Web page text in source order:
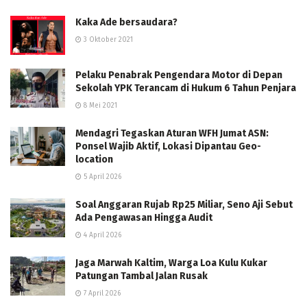
Kaka Ade bersaudara?
3 Oktober 2021
Pelaku Penabrak Pengendara Motor di Depan
Sekolah YPK Terancam di Hukum 6 Tahun Penjara
8 Mei 2021
Mendagri Tegaskan Aturan WFH Jumat ASN:
Ponsel Wajib Aktif, Lokasi Dipantau Geo-
location
5 April 2026
Soal Anggaran Rujab Rp25 Miliar, Seno Aji Sebut
Ada Pengawasan Hingga Audit
4 April 2026
Jaga Marwah Kaltim, Warga Loa Kulu Kukar
Patungan Tambal Jalan Rusak
7 April 2026